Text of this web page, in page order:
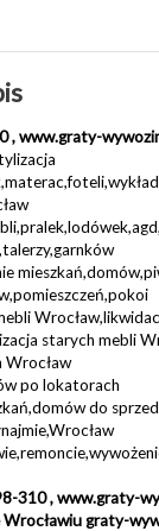
, www.graty-
starych mebli
Wrocław
po lokatorach
do
310 , www.graty-
graty-